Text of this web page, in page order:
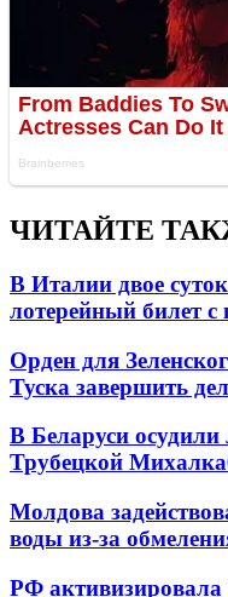
ЧИТАЙТЕ
В Италии двое
лотерейный билет
Орден для
Туска завершить
В Беларуси
Трубецкой Михалка
Молдова
воды из-за
РФ